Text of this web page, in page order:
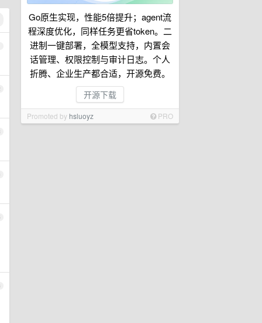
Go原生实现，性能5倍提升；agent流
程深度优化，同样任务更省token。二
进制一键部署，全模型支持，内置会
话管理、权限控制与审计日志。个人
折腾、企业生产都合适，开源免费。
开源下载
Promoted by hsluoyz PRO